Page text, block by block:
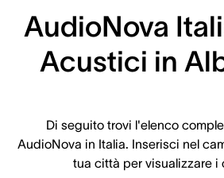
AudioNova
Acustici in
Di seguito trovi l'elenco
AudioNova in Italia. Inserisci nel
tua città per visualizzare i